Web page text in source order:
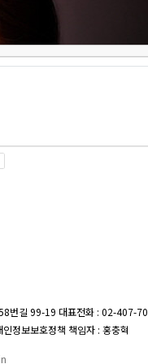
번길 99-19 대표전화 : 02-407-
보보호정책 책임자 : 홍충혁